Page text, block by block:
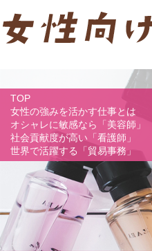
TOP
女性の強みを活かす仕事とは
オシャレに敏感なら「美容師」
社会貢献度が高い「看護師」
世界で活躍する「貿易事務」